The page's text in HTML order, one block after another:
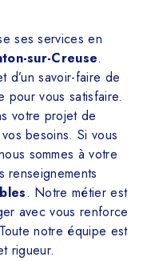
ses services en
sur-Creuse.
d’un savoir-faire de
pour vous satisfaire.
votre projet de
besoins. Si vous
sommes à votre
renseignements
. Notre métier est
avec vous renforce
notre équipe est
rigueur.